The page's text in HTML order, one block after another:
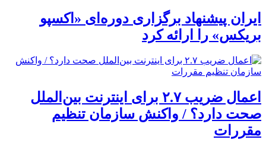
ایران پیشنهاد برگزاری دوره‌ای «اکسپو
بریکس» را ارائه کرد
اعمال ضریب ۲.۷ برای اینترنت بین‌الملل
صحت دارد؟ / واکنش سازمان تنظیم
مقررات